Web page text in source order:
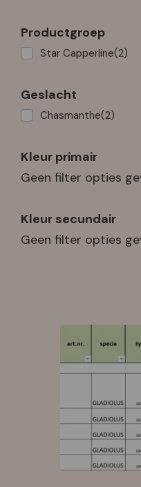
Productgroep
Star Capperline(2)
Geslacht
Chasmanthe(2)
Kleur primair
Geen filter opties
Kleur secundair
Geen filter opties